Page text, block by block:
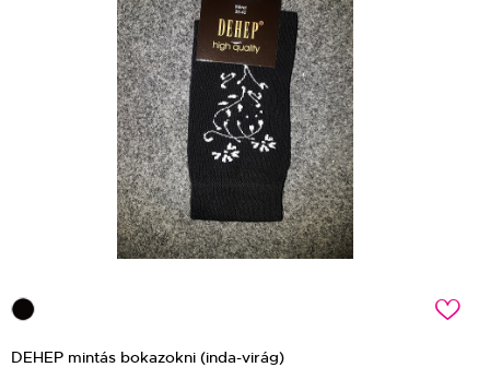
c
DEHEP mintás bokazokni (inda-virág)